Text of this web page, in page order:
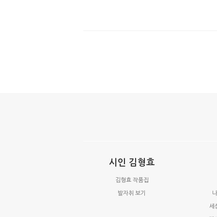
시인 김형효
김형효 작품집
발자취 보기
세